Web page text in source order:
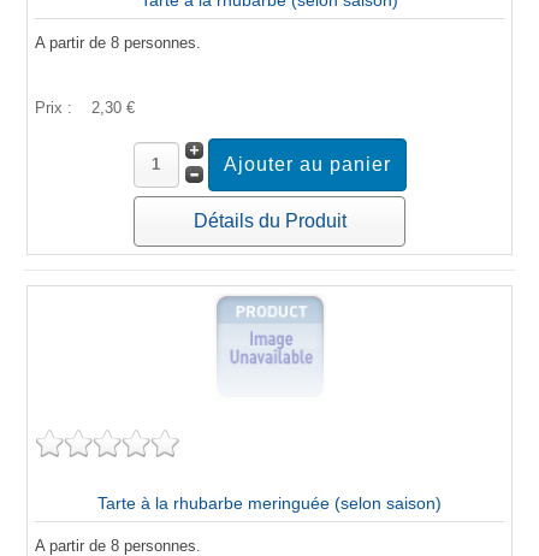
A partir de 8 personnes.
Prix : 2,30 €
Détails du Produit
Tarte à la rhubarbe meringuée (selon saison)
A partir de 8 personnes.